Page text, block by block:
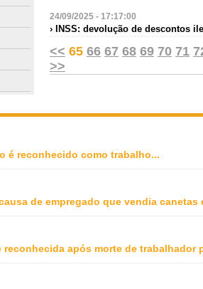
24/09/2025 - 17:17:00
› INSS: devolução de descontos
<< 65 66 67 68 69 70 71
>>
é reconhecido como trabalho...
de empregado que vendia canetas
reconhecida após morte de trabalhador